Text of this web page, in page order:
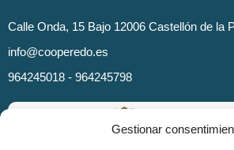
Gestionar
Calle Onda, 15 Bajo 12006 Castellón de la
info@cooperedo.es
964245018 - 964245798